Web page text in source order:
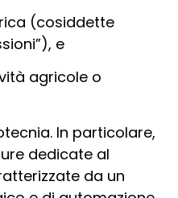
(cosiddette
e
agricole o
In particolare,
dedicate al
da un